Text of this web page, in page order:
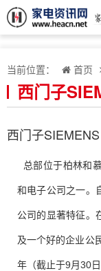
当前位置： 首页
西门子
西门子SIEMENS
总部位于柏林和
和电子公司之一。
公司的显著特征。
及一个好的企业公
年（截止于9月30